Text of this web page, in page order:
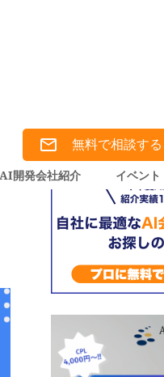
無料で相談する
開発会社紹介 イベント
を実務テストで検証比較！